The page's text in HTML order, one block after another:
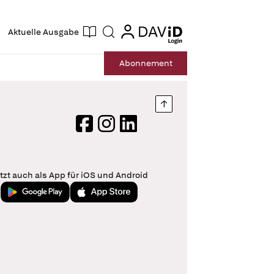
Aktuelle Ausgabe Suche login
login
Abonnement
Nach oben springen
FacebookInstagram
LinkedIn
auch als App für iOS und Android
Jetzt bei Google PlayLaden im App Store